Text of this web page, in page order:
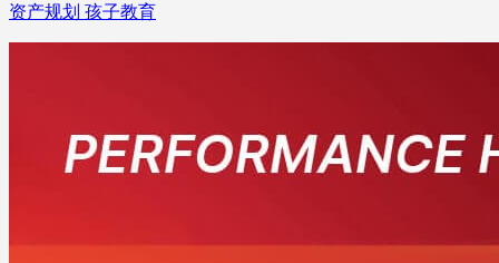
资产规划 孩子教育